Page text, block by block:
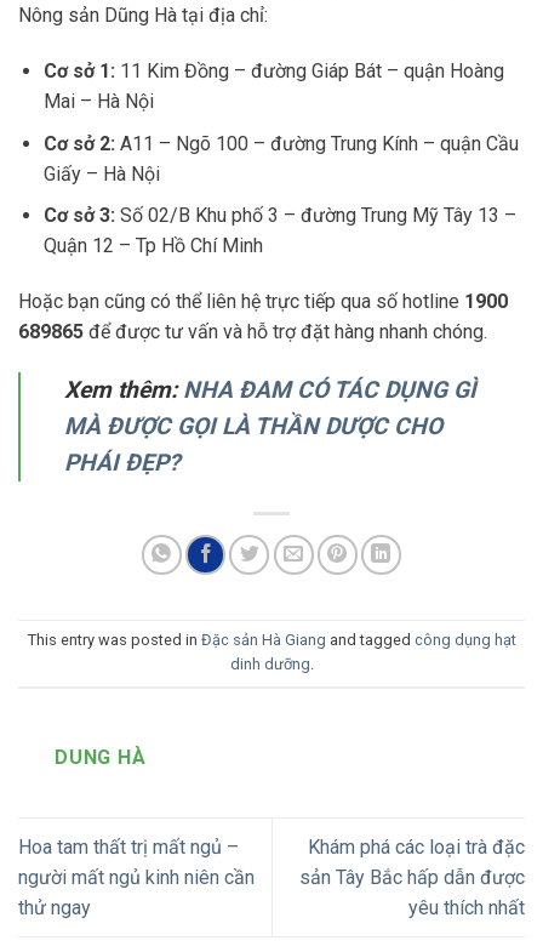
Nông sản Dũng Hà tại địa chỉ:
Cơ sở 1: 11 Kim Đồng – đường Giáp Bát – quận Hoàng
Mai – Hà Nội
Cơ sở 2: A11 – Ngõ 100 – đường Trung Kính – quận Cầu
Giấy – Hà Nội
Cơ sở 3: Số 02/B Khu phố 3 – đường Trung Mỹ Tây 13 –
Quận 12 – Tp Hồ Chí Minh
Hoặc bạn cũng có thể liên hệ trực tiếp qua số hotline 1900
689865 để được tư vấn và hỗ trợ đặt hàng nhanh chóng.
Xem thêm: NHA ĐAM CÓ TÁC DỤNG GÌ
MÀ ĐƯỢC GỌI LÀ THẦN DƯỢC CHO
PHÁI ĐẸP?
This entry was posted in Đặc sản Hà Giang and tagged công dụng hạt
dinh dưỡng.
DUNG HÀ
Hoa tam thất trị mất ngủ –
người mất ngủ kinh niên cần
thử ngay
Khám phá các loại trà đặc
sản Tây Bắc hấp dẫn được
yêu thích nhất